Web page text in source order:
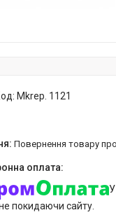
Mkrep. 1121
повернення товару
покидаючи сайту.